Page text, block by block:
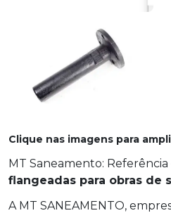
Clique nas imagens para
MT Saneamento: Referência
flangeadas para obras de
A MT SANEAMENTO,